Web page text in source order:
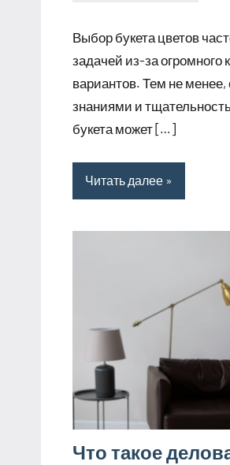
Выбор букета цветов
задачей из-за огромного
вариантов. Тем не
знаниями и
букета может […]
Читать далее
Что такое